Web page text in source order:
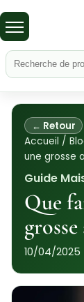
← Retour
Accueil /
une grosse
Guide
Que
10/04/2025